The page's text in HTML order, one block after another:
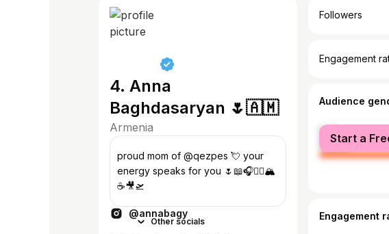
4. Anna
Baghdasaryan 🌷🇦🇲
Armenia
proud mom of @qezpes 💘 your
energy speaks for you 🌷📖🎧🏃‍♀️🏔️
☕️🎥🛫
@annabagy
Other socials
Followers
Engagement
Audience
male
female
Start a
Engagement